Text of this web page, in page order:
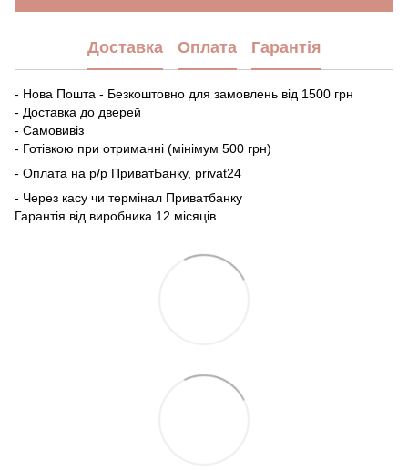
Доставка Оплата Гарантія
- Нова Пошта - Безкоштовно для замовлень від 1500 грн
- Доставка до дверей
- Самовивіз
- Готівкою при отриманні (мінімум 500 грн)
- Оплата на р/р ПриватБанку, privat24
- Через касу чи термінал Приватбанку
Гарантія від виробника 12 місяців.